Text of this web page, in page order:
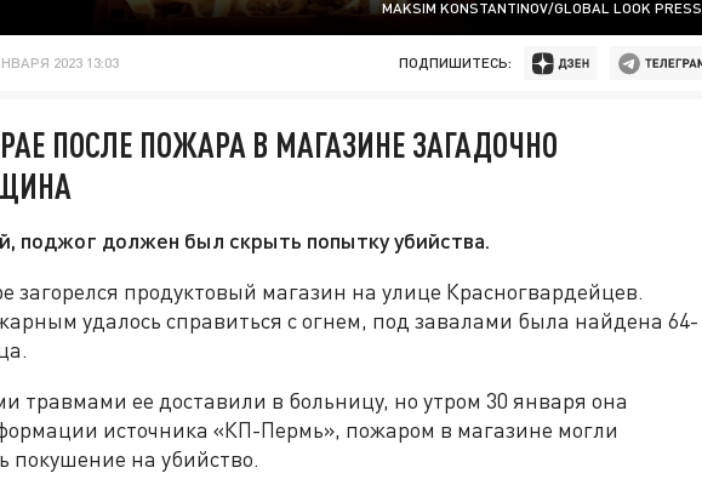
MAKSIM KONSTANTINOV/GLOBAL LOOK PRESS
2023 13:03 ПОДПИШИТЕСЬ:
ПОСЛЕ ПОЖАРА В МАГАЗИНЕ ЗАГАДОЧНО
поджог должен был скрыть попытку убийства.
загорелся продуктовый магазин на улице Красногвардейцев.
удалось справиться с огнем, под завалами была найдена 64-
травмами ее доставили в больницу, но утром 30 января она
источника «КП-Пермь», пожаром в магазине могли
покушение на убийство.